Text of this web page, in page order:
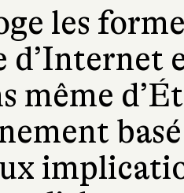
les
d’Internet
même